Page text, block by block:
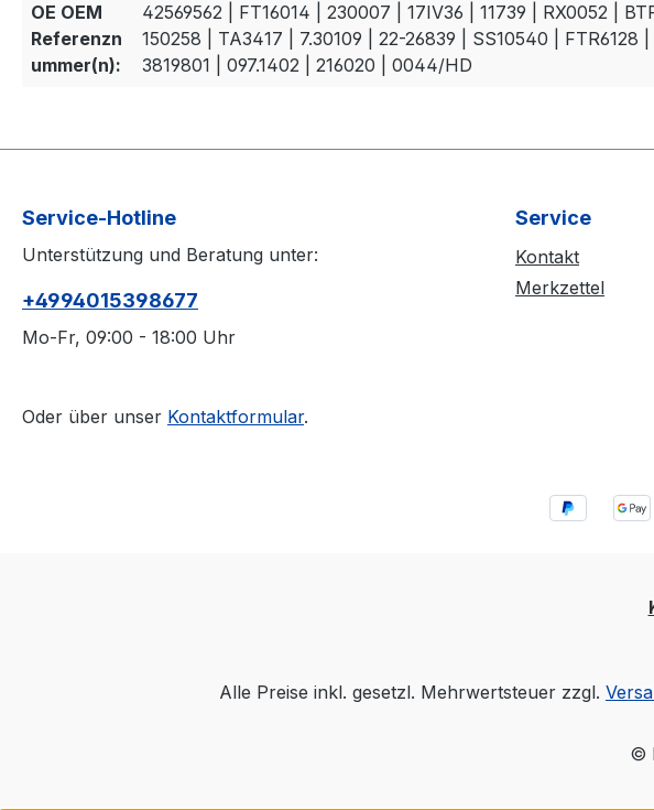
OE OEM
Referenzn
ummer(n):
42569562 | FT16014 | 230007 | 17IV36 | 11739 | RX0052 |
150258 | TA3417 | 7.30109 | 22-26839 | SS10540 | FTR6128 |
3819801 | 097.1402 | 216020 | 0044/HD
Service-Hotline
Unterstützung und Beratung unter:
+4994015398677
Mo-Fr, 09:00 - 18:00 Uhr
Oder über unser Kontaktformular.
Service
Kontakt
Merkzettel
Alle Preise inkl. gesetzl. Mehrwertsteuer zzgl.
©